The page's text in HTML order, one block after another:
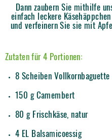
Dann zaubern Sie mithilfe
einfach leckere
und verfeinern Sie sie mit
Zutaten für 4 Portionen:
8 Scheiben Vollkornbaguette
150 g Camembert
80 g Frischkäse, natur
4 EL Balsamicoessig